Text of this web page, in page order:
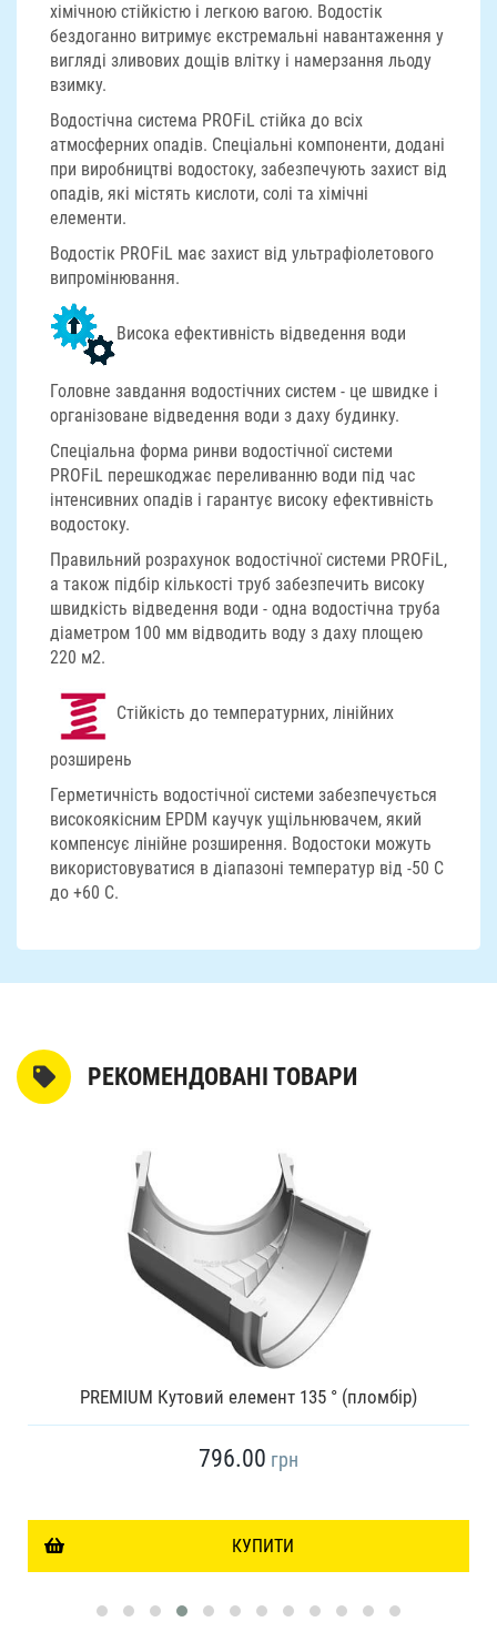
хімічною стійкістю і легкою вагою. Водостік
бездоганно витримує екстремальні навантаження у
вигляді зливових дощів влітку і намерзання льоду
взимку.
Водостічна система PROFiL стійка до всіх
атмосферних опадів. Спеціальні компоненти, додані
при виробництві водостоку, забезпечують захист від
опадів, які містять кислоти, солі та хімічні
елементи.
Водостік PROFiL має захист від ультрафіолетового
випромінювання.
Висока ефективність відведення води
Головне завдання водостічних систем - це швидке і
організоване відведення води з даху будинку.
Спеціальна форма ринви водостічної системи
PROFiL перешкоджає переливанню води під час
інтенсивних опадів і гарантує високу ефективність
водостоку.
Правильний розрахунок водостічної системи PROFiL,
а також підбір кількості труб забезпечить високу
швидкість відведення води - одна водостічна труба
діаметром 100 мм відводить воду з даху площею
220 м2.
Стійкість до температурних, лінійних
розширень
Герметичність водостічної системи забезпечується
високоякісним EPDM каучук ущільнювачем, який
компенсує лінійне розширення. Водостоки можуть
використовуватися в діапазоні температур від -50 С
до +60 С.
РЕКОМЕНДОВАНІ ТОВАРИ
PREMIUM Кутовий елемент 135 ° (пломбір)
796.00 грн
КУПИТИ